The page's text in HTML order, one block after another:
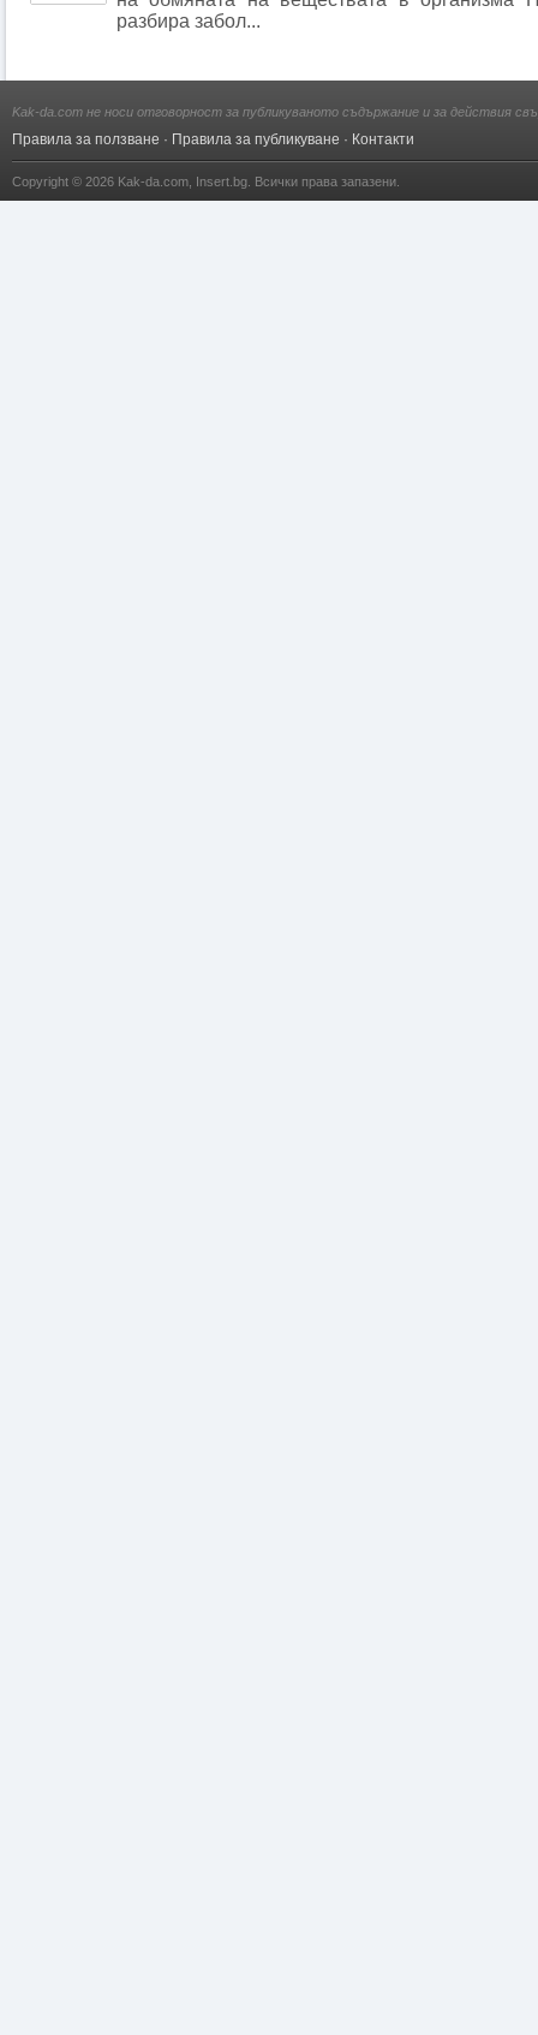
разбира забол...
Kak-da.com не носи отговорност за публикуваното съдържание и за действия
Правила за ползване · Правила за публикуване · Контакти
Copyright © 2026 Kak-da.com Insert.bg . Всички права запазени.